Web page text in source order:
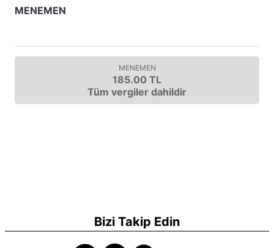
MENEMEN
MENEMEN
185.00 TL
Tüm vergiler dahildir
Bizi Takip Edin